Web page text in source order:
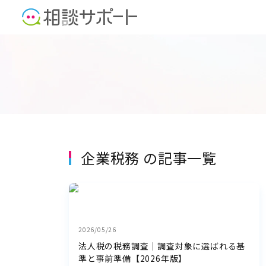
企業税務 の記事一覧
2026/05/26
法人税の税務調査｜調査対象に選ばれる基
準と事前準備【2026年版】